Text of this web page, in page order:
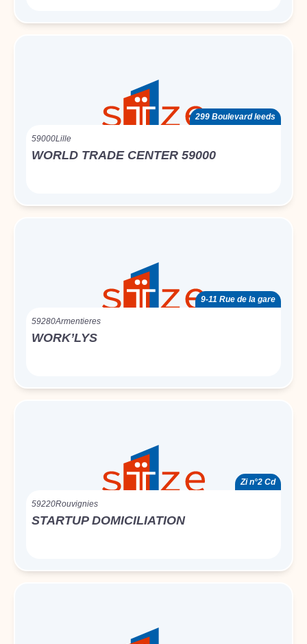
299 Boulevard leeds
59000Lille
WORLD TRADE CENTER 59000
9-11 Rue de la gare
59280Armentieres
WORK’LYS
Zi n°2 Cd
59220Rouvignies
STARTUP DOMICILIATION